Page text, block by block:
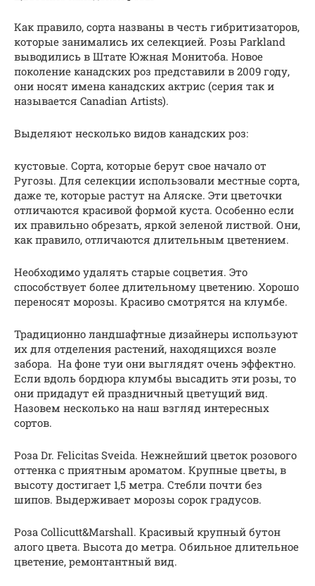
Как правило, сорта названы в честь гибритизаторов,
которые занимались их селекцией. Розы Parkland
выводились в Штате Южная Монитоба. Новое
поколение канадских роз представили в 2009 году,
они носят имена канадских актрис (серия так и
называется Canadian Artists).
Выделяют несколько видов канадских роз:
кустовые. Сорта, которые берут свое начало от
Ругозы. Для селекции использовали местные сорта,
даже те, которые растут на Аляске. Эти цветочки
отличаются красивой формой куста. Особенно если
их правильно обрезать, яркой зеленой листвой. Они,
как правило, отличаются длительным цветением.
Необходимо удалять старые соцветия. Это
способствует более длительному цветению. Хорошо
переносят морозы. Красиво смотрятся на клумбе.
Традиционно ландшафтные дизайнеры используют
их для отделения растений, находящихся возле
забора. На фоне туи они выглядят очень эффектно.
Если вдоль бордюра клумбы высадить эти розы, то
они придадут ей праздничный цветущий вид.
Назовем несколько на наш взгляд интересных
сортов.
Роза Dr. Felicitas Sveida. Нежнейший цветок розового
оттенка с приятным ароматом. Крупные цветы, в
высоту достигает 1,5 метра. Стебли почти без
шипов. Выдерживает морозы сорок градусов.
Роза Collicutt&Marshall. Красивый крупный бутон
алого цвета. Высота до метра. Обильное длительное
цветение, ремонтантный вид.